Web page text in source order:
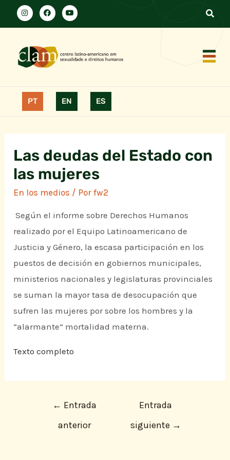
PT EN ES
Las deudas del Estado con
las mujeres
En los medios / Porfw2
Según el informe sobre Derechos Humanos
realizado por el Equipo Latinoamericano de
Justicia y Género, la escasa participación en los
puestos de decisión en gobiernos municipales,
ministerios nacionales y legislaturas provinciales
se suman la mayor tasa de desocupación que
sufren las mujeres por sobre los hombres y la
“alarmante” mortalidad materna.
Texto completo
← Entrada
anterior
Entrada
siguiente →